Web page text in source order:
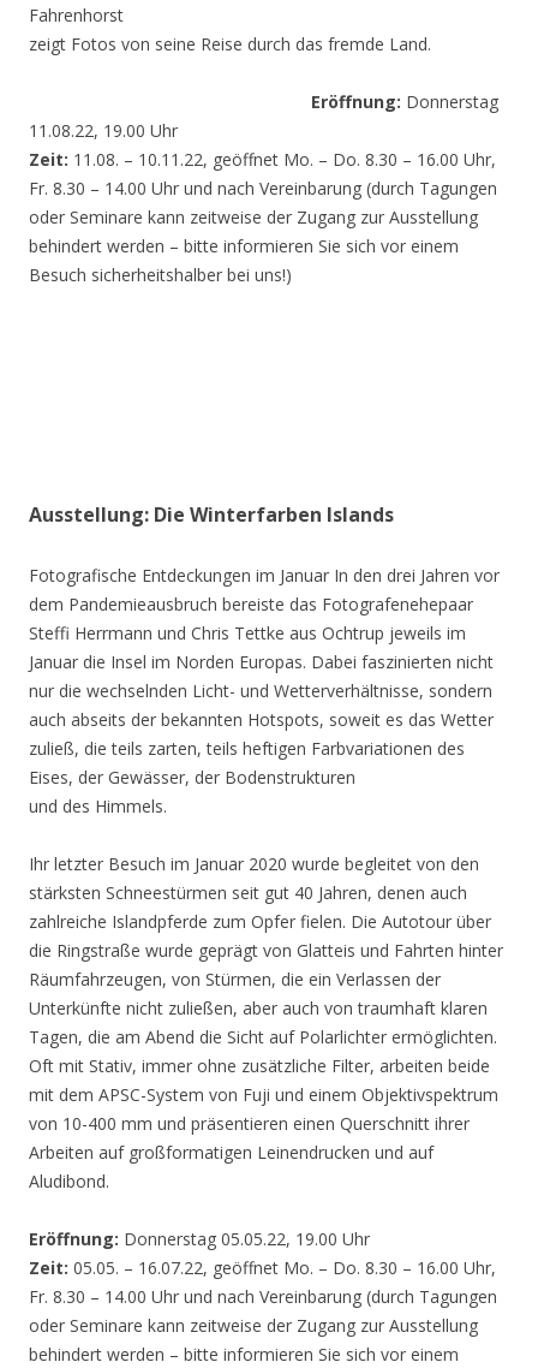
Fahrenhorst
zeigt Fotos von seine Reise durch das fremde Land.
Eröffnung: Donnerstag
11.08.22, 19.00 Uhr
Zeit: 11.08. – 10.11.22, geöffnet Mo. – Do. 8.30 – 16.00 Uhr,
Fr. 8.30 – 14.00 Uhr und nach Vereinbarung (durch Tagungen
oder Seminare kann zeitweise der Zugang zur Ausstellung
behindert werden – bitte informieren Sie sich vor einem
Besuch sicherheitshalber bei uns!)
Ausstellung: Die Winterfarben Islands
Fotografische Entdeckungen im Januar In den drei Jahren vor
dem Pandemieausbruch bereiste das Fotografenehepaar
Steffi Herrmann und Chris Tettke aus Ochtrup jeweils im
Januar die Insel im Norden Europas. Dabei faszinierten nicht
nur die wechselnden Licht- und Wetterverhältnisse, sondern
auch abseits der bekannten Hotspots, soweit es das Wetter
zuließ, die teils zarten, teils heftigen Farbvariationen des
Eises, der Gewässer, der Bodenstrukturen
und des Himmels.
Ihr letzter Besuch im Januar 2020 wurde begleitet von den
stärksten Schneestürmen seit gut 40 Jahren, denen auch
zahlreiche Islandpferde zum Opfer fielen. Die Autotour über
die Ringstraße wurde geprägt von Glatteis und Fahrten hinter
Räumfahrzeugen, von Stürmen, die ein Verlassen der
Unterkünfte nicht zuließen, aber auch von traumhaft klaren
Tagen, die am Abend die Sicht auf Polarlichter ermöglichten.
Oft mit Stativ, immer ohne zusätzliche Filter, arbeiten beide
mit dem APSC-System von Fuji und einem Objektivspektrum
von 10-400 mm und präsentieren einen Querschnitt ihrer
Arbeiten auf großformatigen Leinendrucken und auf
Aludibond.
Eröffnung: Donnerstag 05.05.22, 19.00 Uhr
Zeit: 05.05. – 16.07.22, geöffnet Mo. – Do. 8.30 – 16.00 Uhr,
Fr. 8.30 – 14.00 Uhr und nach Vereinbarung (durch Tagungen
oder Seminare kann zeitweise der Zugang zur Ausstellung
behindert werden – bitte informieren Sie sich vor einem